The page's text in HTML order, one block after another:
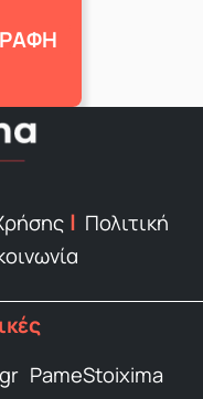
Πολιτική
PameStoixima